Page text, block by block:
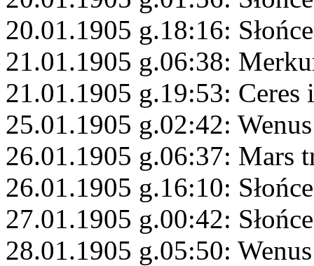
20.01.1905 g.18:16:
21.01.1905 g.06:38:
21.01.1905 g.19:53: Ceres
25.01.1905 g.02:42:
26.01.1905 g.06:37: Mars
26.01.1905 g.16:10:
27.01.1905 g.00:42:
28.01.1905 g.05:50: